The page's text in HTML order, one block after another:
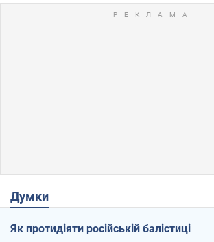
Думки
Як протидіяти російській балістиці